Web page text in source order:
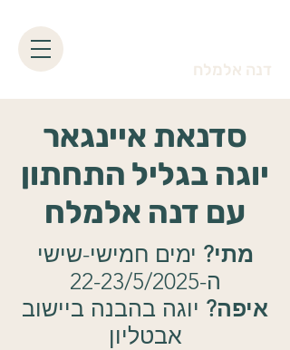
דנה אלמלח
סדנאת איינגאר
יוגה בגליל התחתון
עם דנה אלמלח
מתי? ימים חמישי-שישי
ה-22-23/5/2025
איפה? יוגה בהבנה ביישוב
אבטליון